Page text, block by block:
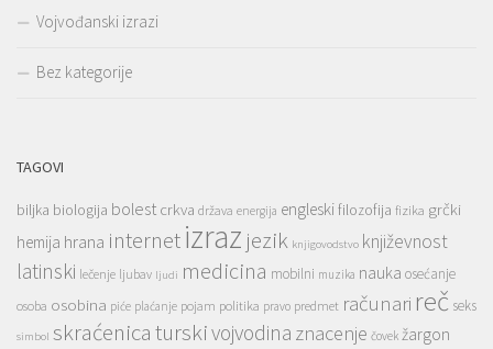
Vojvođanski izrazi
Bez kategorije
TAGOVI
biljka biologija bolest crkva država energija engleskifilozofija fizika grčki
hemija hrana internetizraz jezik knjigovodstvo književnost
latinski lečenje ljubav ljudi medicina mobilni muzika nauka osećanje
osoba osobina piće plaćanje pojam politika pravo predmet računari reč seks
simbol skraćenicaturskivojvodina znacenje čovek žargon